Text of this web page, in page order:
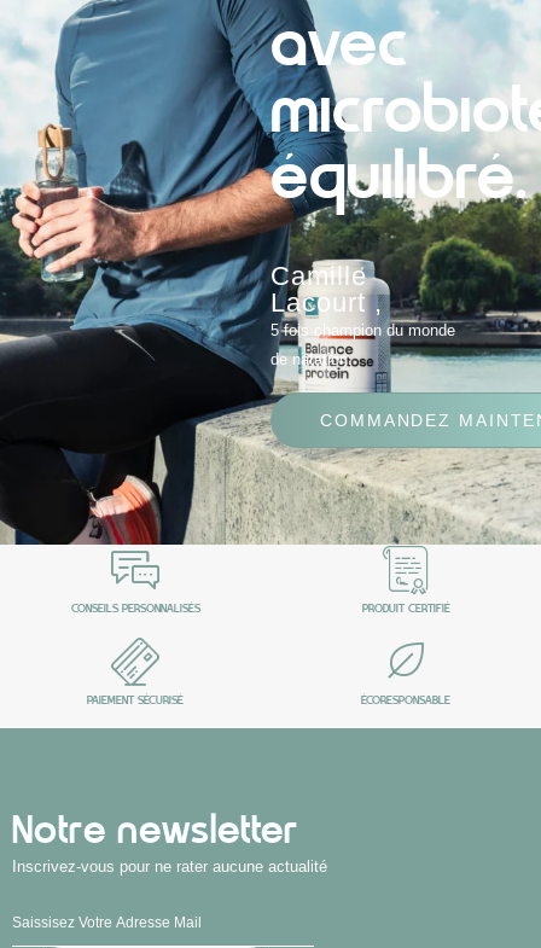
avec
équilibré.
Camille
Lacourt ,
5 fois champion du monde
de natation.
COMMANDEZ
ÉCORESPONSABLE
PRODUIT CERTIFIÉ
PAIEMENT SÉCURISÉ
CONSEILS PERSONNALISÉS
Notre newsletter
Inscrivez-vous pour ne rater aucune actualité